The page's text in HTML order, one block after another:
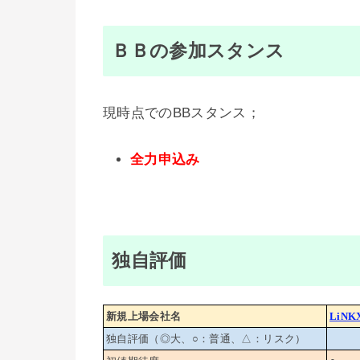
ＢＢの参加スタンス
現時点でのBBスタンス；
全力申込み
独自評価
新規上場会社名
独自評価（◎大、○：普通、△：リスク）